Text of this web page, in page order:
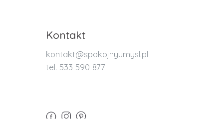
Kontakt
kontakt@spokojnyumysl.pl
tel. 533 590 877